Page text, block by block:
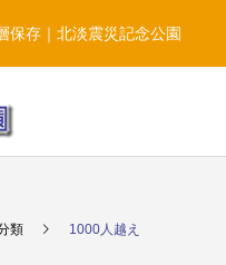
保存｜北淡震災記念公園
類 1000人越え